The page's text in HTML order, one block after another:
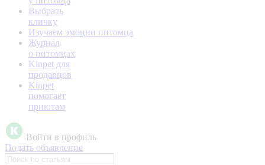
Выбрать
кличку
Изучаем эмоции питомца
Журнал
о питомцах
Kinpet для
продавцов
Kinpet
помогает
приютам
Войти в профиль
Подать объявление